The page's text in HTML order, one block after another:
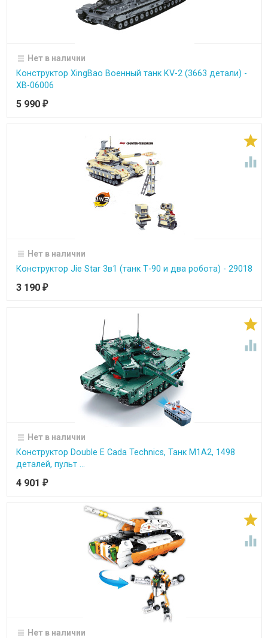
Нет в наличии
Конструктор XingBao Военный танк KV-2 (3663 детали) -
XB-06006
5 990 ₽


Нет в наличии
Конструктор Jie Star 3в1 (танк Т-90 и два робота) - 29018
3 190 ₽


Нет в наличии
Конструктор Double E Cada Technics, Танк M1A2, 1498
деталей, пульт ...
4 901 ₽


Нет в наличии